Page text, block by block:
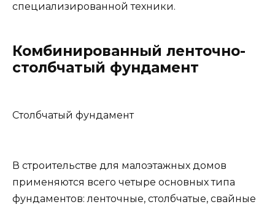
специализированной техники.
Комбинированный ленточно-
столбчатый фундамент
Столбчатый фундамент
В строительстве для малоэтажных домов
применяются всего четыре основных типа
фундаментов: ленточные, столбчатые, свайные